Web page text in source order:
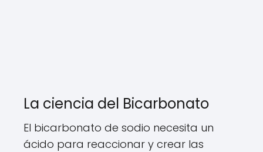
La ciencia del Bicarbonato
El bicarbonato de sodio necesita un
ácido para reaccionar y crear las